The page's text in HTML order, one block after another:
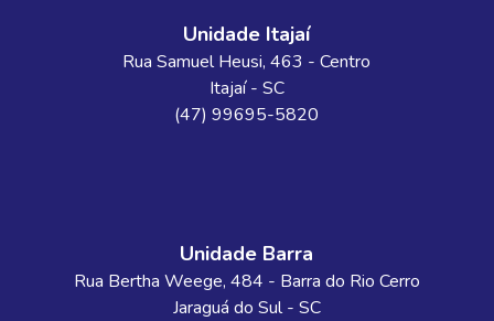
Unidade Itajaí
Rua Samuel Heusi, 463 - Centro
Itajaí- SC
(47) 99695-5820
Unidade Barra
Rua Bertha Weege, 484 - Barra do Rio Cerro
Jaraguá do Sul- SC